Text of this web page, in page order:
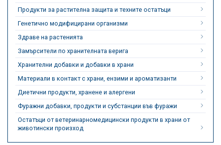
Продукти за растителна защита и техните остатъци
Генетично модифицирани организми
Здраве на растенията
Замърсители по хранителната верига
Хранителни добавки и добавки в храни
Материали в контакт с храни, ензими и ароматизанти
Диетични продукти, хранене и алергени
Фуражни добавки, продукти и субстанции във фуражи
Остатъци от ветеринарномедицински продукти в храни от
животински произход